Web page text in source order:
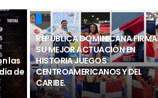
las
de
REPÚBLICA DOMINICANA FIRMA
SU MEJOR ACTUACIÓN EN
HISTORIA JUEGOS
CENTROAMERICANOS Y DEL
CARIBE.